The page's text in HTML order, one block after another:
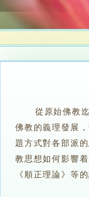
從原始佛教迄
佛教的義理發展
題方式對各部派
教思想如何影響
《順正理論》等